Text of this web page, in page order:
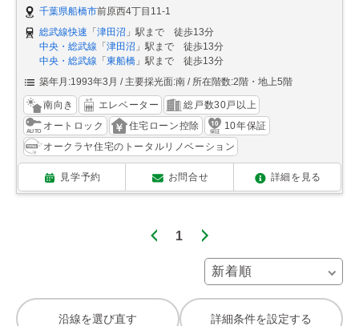
千葉県船橋市前原西4丁目11-1
総武線快速 「津田沼 」駅まで 徒歩13分
中央・総武線 「津田沼 」駅まで 徒歩13分
中央・総武線 「東船橋 」駅まで 徒歩13分
築年月:1993年3月
主要採光面:南 所在階数:2階・地上5階
南向き エレベーター
総戸数30戸以上
オートロック
住宅ローン控除
10年保証
オークラヤ住宅のトータルリノベーション
見学予約 お問合せ 詳細を見る
1
沿線を選び直す 詳細条件を設定する